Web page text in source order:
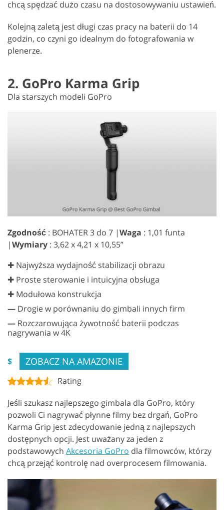
chcą spędzać dużo czasu na dostosowywaniu ustawień.
Kolejną zaletą jest długi czas pracy na baterii do 14
godzin, co czyni go idealnym do fotografowania w
plenerze.
2. GoPro Karma Grip
Dla starszych modeli GoPro
Zgodność : BOHATER 3 do 7 |Waga : 1,01 funta
|Wymiary : 3,62 x 4,21 x 10,55”
✚ Najwyższa wydajność stabilizacji obrazu
✚ Proste sterowanie i intuicyjna obsługa
✚ Modułowa konstrukcja
— Drogie w porównaniu do gimbali innych firm
— Rozczarowująca żywotność baterii podczas
nagrywania w 4K
$ ZOBACZ NA AMAZONIE
Rating
Jeśli szukasz najlepszego gimbala dla GoPro, który
pozwoli Ci nagrywać płynne filmy bez drgań, GoPro
Karma Grip jest zdecydowanie jedną z najlepszych
dostępnych opcji. Jest uważany za jeden z
podstawowych Akcesoria GoPro dla filmowców, którzy
chcą przejąć kontrolę nad overprocesem filmowania.